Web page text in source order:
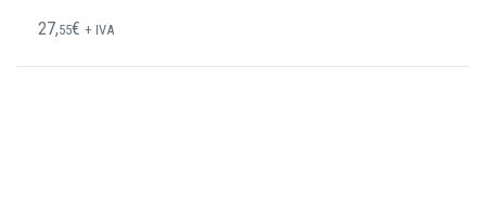
27,55€ + IVA